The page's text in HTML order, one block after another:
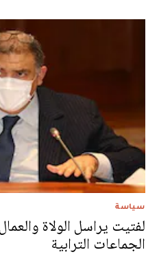
سياسة
لفتيت يراسل الولاة
الجماعات الترابية